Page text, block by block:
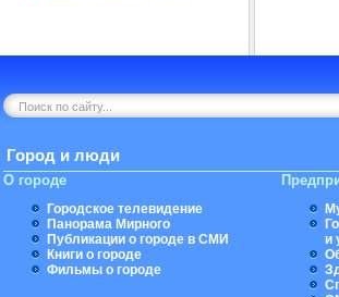
Город и люди
О городе
Городское телевидение
Панорама Мирного
Публикации о городе в СМИ
Книги о городе
Фильмы о городе
и